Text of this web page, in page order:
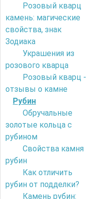
Розовый кварц
камень: магические
свойства, знак
Зодиака
Украшения из
розового кварца
Розовый кварц -
отзывы о камне
Рубин
Обручальные
золотые кольца с
рубином
Свойства камня
рубин
Как отличить
рубин от подделки?
Камень рубин: